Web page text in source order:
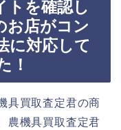
トを確認し
お店がコン
に対応して
！
具買取査定君の商
農機具買取査定君